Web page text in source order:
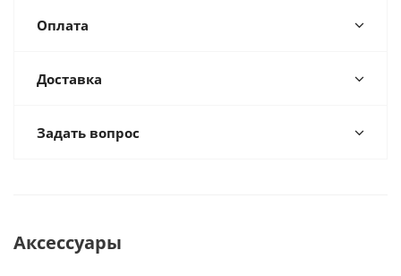
Оплата
Доставка
Задать вопрос
Аксессуары